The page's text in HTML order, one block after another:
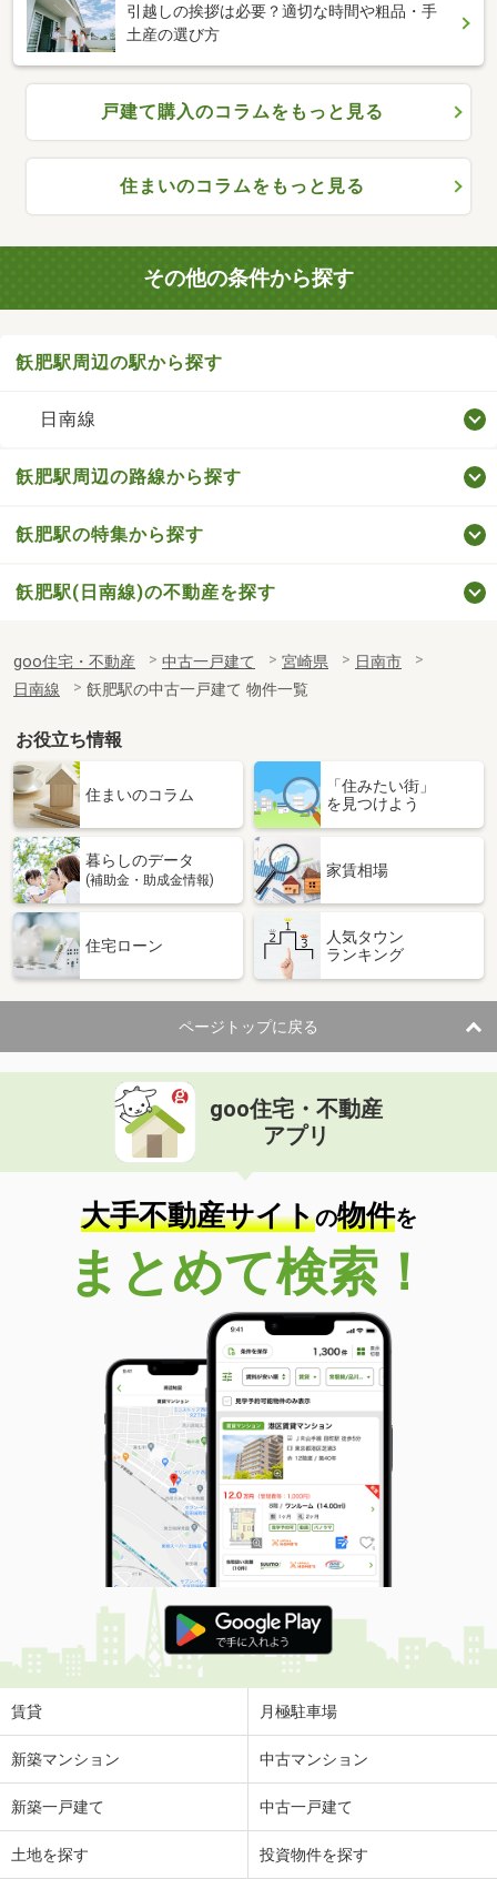
引越しの挨拶は必要？適切な時間や粗品・手
土産の選び方
戸建て購入のコラムをもっと見る
住まいのコラムをもっと見る
その他の条件から探す
飫肥駅周辺の駅から探す
日南線
飫肥駅周辺の路線から探す
飫肥駅の特集から探す
飫肥駅(日南線)の不動産を探す
goo住宅・不動産 中古一戸建て 宮崎県
日南市
日南線
飫肥駅の中古一戸建て 物件一覧
お役立ち情報
住まいのコラム
「住みたい街」
を見つけよう
暮らしのデータ
(補助金・助成金情報)
家賃相場
住宅ローン
人気タウン
ランキング
ページトップに戻る
goo住宅・不動産
アプリ
大手不動産サイトの物件を
まとめて検索！
賃貸 月極駐車場
新築マンション 中古マンション
新築一戸建て 中古一戸建て
土地を探す 投資物件を探す